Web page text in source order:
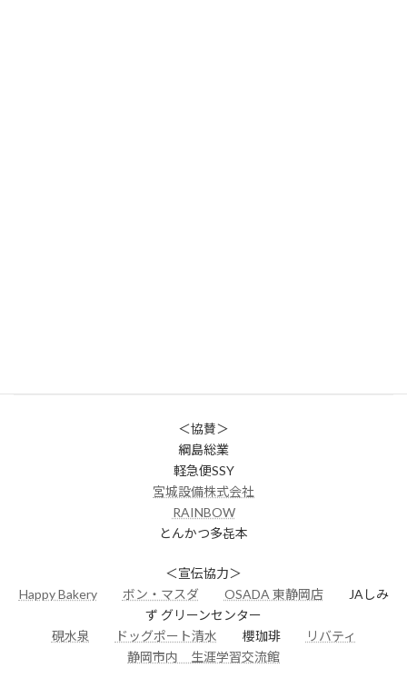
＜協賛＞
綱島総業
軽急便SSY
宮城設備株式会社
RAINBOW
とんかつ多㐂本
＜宣伝協力＞
Happy Bakery
ボン・マスダ OSADA 東静岡店JAしみ
ず グリーンセンター
硯水泉
ドッグポート清水 櫻珈琲
リバティ
静岡市内 生涯学習交流館